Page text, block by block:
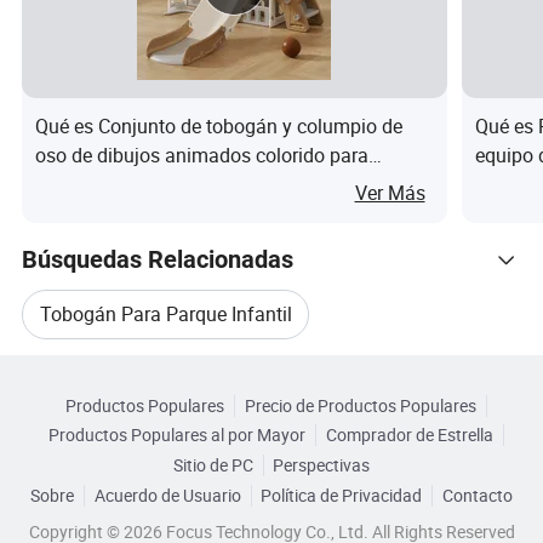
componente
La NIMF 15 materiales de madera
calificado
Componente
Post
de grosor normal
Cubierta de
La placa de acero, recubierto de polvo de
Fijaciones
SS304
Se dispone de material personalizado de acuerdo a su
Qué es Conjunto de tobogán y columpio de
oso de dibujos animados colorido para
Ver Más
Qué es
equipo
Búsquedas Relacionadas
Tobogán Para Parque Infantil
Parque De Juegos Slide
Navegar por Categorías
Productos Populares
Precio de Productos Populares
Productos Populares al por Mayor
Comprador de Estrella
Sitio de PC
Perspectivas
Sobre
Acuerdo de Usuario Política de Privacidad
Contacto
Copyright © 2026 Focus Technology Co., Ltd. All Rights Reserved